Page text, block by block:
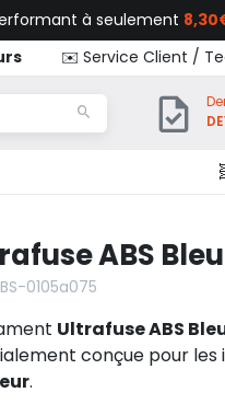
à seulement
✉️ Service Client /
ABS
0105a075
Ultrafuse ABS
conçue pour les
.